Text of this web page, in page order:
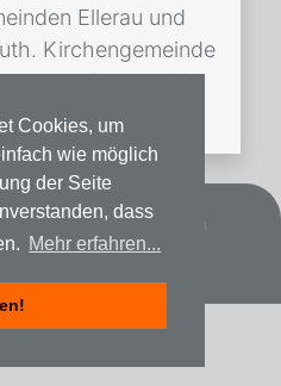
Cookies, um
wie möglich
der Seite
dass
Mehr erfahren...
Ellerau und
Kirchengemeinde
das Projekt. Mit
Spenden